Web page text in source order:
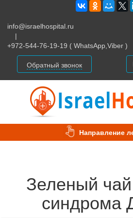
info@israelhospital.ru
|
+972-544-76-19-19 ( WhatsApp,Viber )
Обратный звонок
Направление
Зеленый
синдрома